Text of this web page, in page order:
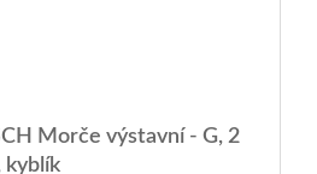
Morče výstavní - G, 2
kyblík